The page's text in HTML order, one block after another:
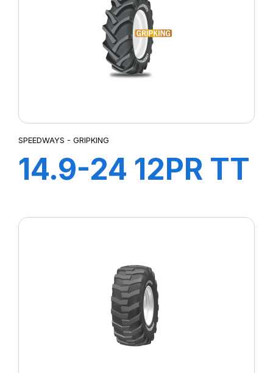
SPEEDWAYS - GRIPKING
14.9-24 12PR TT